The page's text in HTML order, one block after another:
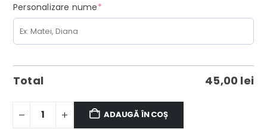
Personalizare nume*(required)
Total 45,00 lei
ADAUGĂ ÎN COȘ